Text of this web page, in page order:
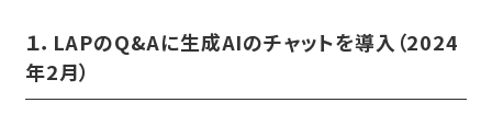
１．LAPのQ&Aに生成AIのチャットを導入（2024
年2月）